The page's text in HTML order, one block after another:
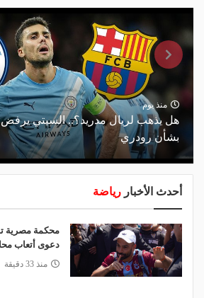
منذ يوم
هل يذهب لريال مدريد؟.. السيتي
بشأن رودري
أحدث الأخبار رياضة
محكمة مصرية
دعوى أتعاب
منذ 33 دقيقة